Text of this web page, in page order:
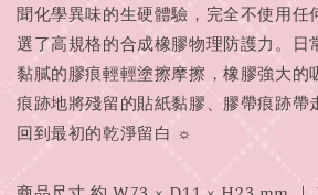
聞化學異味的生硬體驗，完全不使用任
選了高規格的合成橡膠物理防護力。日
黏膩的膠痕輕輕塗擦摩擦，橡膠強大的
痕跡地將殘留的貼紙黏膠、膠帶痕跡帶
回到最初的乾淨留白 ☼